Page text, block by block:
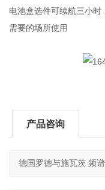
电池盒选件可续航三小
需要的场所使用
产品咨询